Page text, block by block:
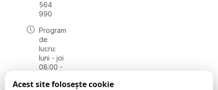
564
990
Program
de
lucru:
luni - joi
08:00 -
vineri
Acest site folosește cookie